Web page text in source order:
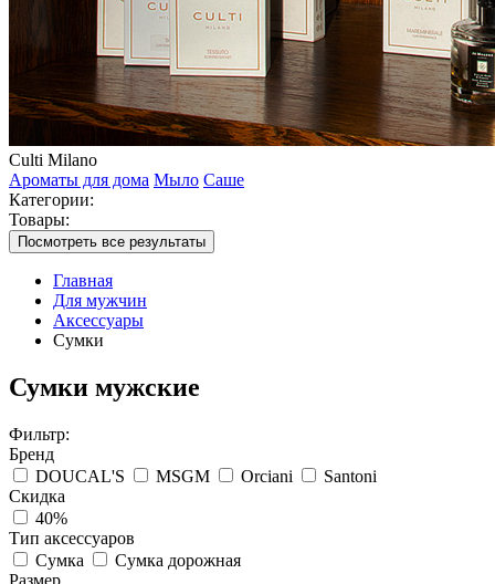
Culti Milano
Ароматы для дома Мыло Саше
Категории:
Товары:
Посмотреть все результаты
Главная
Для мужчин
Аксессуары
Сумки
Сумки мужские
Фильтр:
Бренд
DOUCAL'S
MSGM Orciani
Santoni
Скидка
40%
Тип аксессуаров
Сумка
Сумка дорожная
Размер